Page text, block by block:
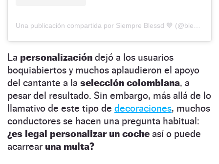
Una publicación compartida por Siempre Blessd 💙 (@blessd)
La personalización dejó a los usuarios
boquiabiertos y muchos aplaudieron el apoyo
del cantante a la selección colombiana, a
pesar del resultado. Sin embargo, más allá de lo
llamativo de este tipo de decoraciones, muchos
conductores se hacen una pregunta habitual:
¿es legal personalizar un coche así o puede
acarrear una multa?